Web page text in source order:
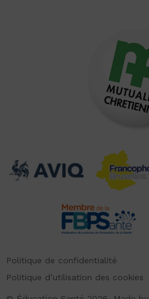
Politique de confidentialité
Politique d’utilisation des cookies